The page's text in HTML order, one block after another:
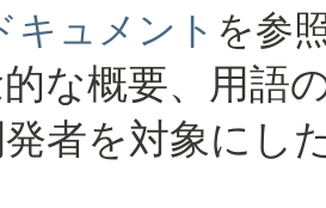
キュメント を参
な概要、用語
者を対象にし